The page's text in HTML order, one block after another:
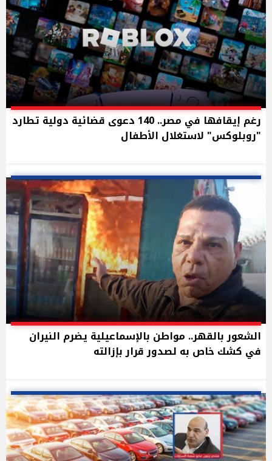
رغم إيقافها في مصر.. 140 دعوى قضائية دولية تطارد
"روبلوكس" لاستغلال الأطفال
الشعور بالقهر.. مواطن بالإسماعيلية يضرم النيران
في كشك خاص به لصدور قرار بإزالته